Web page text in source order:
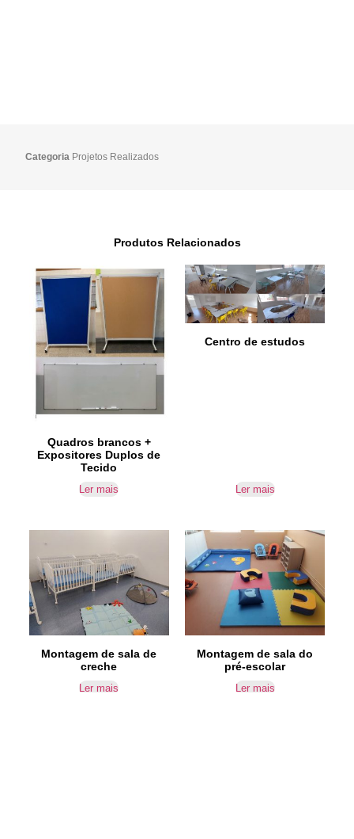
Categoria Projetos Realizados
Produtos Relacionados
Quadros brancos +
Expositores Duplos de
Tecido
Ler mais
Centro de estudos
Ler mais
Montagem de sala de
creche
Ler mais
Montagem de sala do
pré-escolar
Ler mais